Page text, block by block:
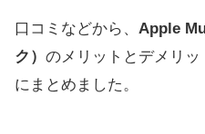
口コミなどから、 Apple
ク） のメリットとデメリ
にまとめました。